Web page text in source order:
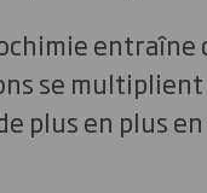
entraîne
se
plus en plus